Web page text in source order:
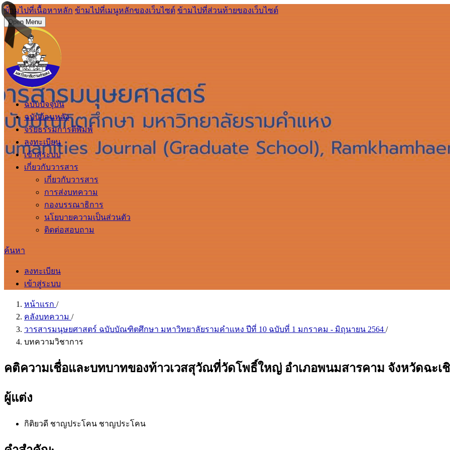
ข้ามไปที่เนื้อหาหลัก ข้ามไปที่เมนูหลักของเว็บไซต์ ข้ามไปที่ส่วนท้ายของเว็บไซต์
Open Menu
ฉบับปัจจุบัน
ฉบับย้อนหลัง
จริยธรรมการตีพิมพ์
ลงทะเบียน
เข้าสู่ระบบ
เกี่ยวกับวารสาร
เกี่ยวกับวารสาร
การส่งบทความ
กองบรรณาธิการ
นโยบายความเป็นส่วนตัว
ติดต่อสอบถาม
ค้นหา
ลงทะเบียน
เข้าสู่ระบบ
หน้าแรก /
คลังบทความ /
วารสารมนุษยศาสตร์ ฉบับบัณฑิตศึกษา มหาวิทยาลัยรามคำแหง ปีที่ 10 ฉบับที่ 1 มกราคม - มิถุนายน 2564 /
บทความวิชาการ
คติความเชื่อและบทบาทของท้าวเวสสุวัณที่วัดโพธิ์ใหญ่ อำเภอพนมสารคาม จังหวัดฉะเชิ
ผู้แต่ง
กิติยวดี ชาญประโคน ชาญประโคน